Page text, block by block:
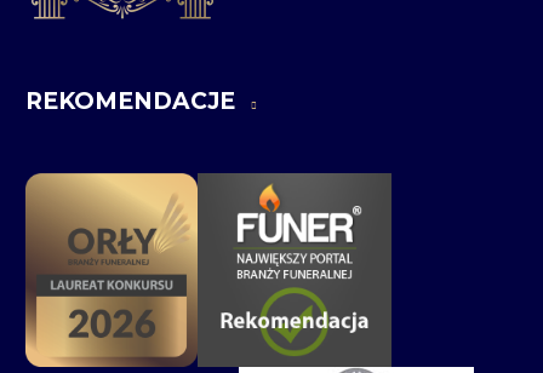
REKOMENDACJE